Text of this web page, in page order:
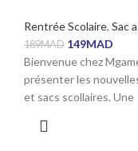
Rentrée Scolaire, Sac
189MAD 149MAD
Bienvenue chez
présenter les
et sacs scollaires. Une